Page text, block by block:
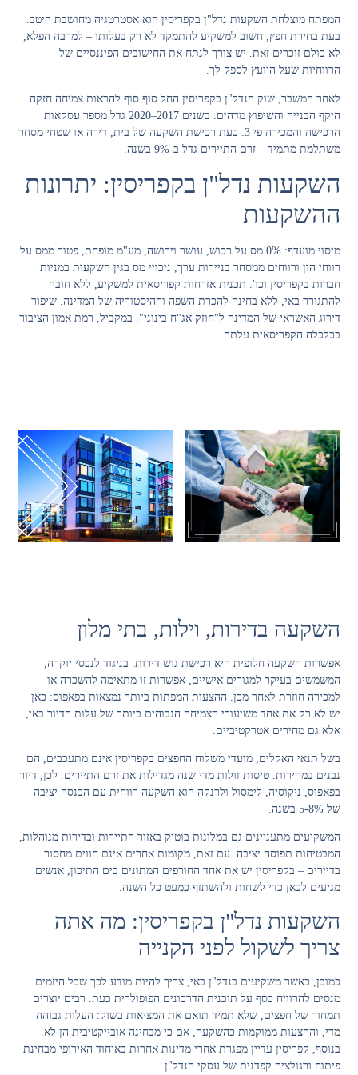
המפתח מוצלחת השקעות נדל"ן בקפריסין הוא אסטרטגיה מחושבת היטב.
בעת בחירת חפץ, חשוב למשקיע להתמקד לא רק בעלותו – למרבה הפלא,
לא כולם זוכרים זאת. יש צורך לנתח את החישובים הפיננסיים של
הרווחיות שעל היועץ לספק לך.
לאחר המשבר, שוק הנדל"ן בקפריסין החל סוף סוף להראות צמיחה חזקה.
היקף הבנייה והשיפוץ מדהים. בשנים 2017–2020 גדל מספר עסקאות
הרכישה והמכירה פי 3. כעת רכישת השקעה של בית, דירה או שטחי מסחר
משתלמת מתמיד – זרם התיירים גדל ב-9% בשנה.
השקעות נדל"ן בקפריסין: יתרונות
ההשקעות
מיסוי מועדף: 0% מס על רכוש, עושר וירושה, מע"מ מופחת, פטור ממס על
רווחי הון ורווחים ממסחר בניירות ערך, ניכויי מס בגין השקעות במניות
חברות בקפריסין וכו'. תכנית אזרחות קפריסאית למשקיע, ללא חובה
להתגורר באי, ללא בחינה להכרת השפה וההיסטוריה של המדינה. שיפור
דירוג האשראי של המדינה ל"חוזק אג"ח בינוני". במקביל, רמת אמון הציבור
בכלכלה הקפריסאית עלתה.
השקעה בדירות, וילות, בתי מלון
אפשרות השקעה חלופית היא רכישת גוש דירות. בניגוד לנכסי יוקרה,
המשמשים בעיקר למגורים אישיים, אפשרות זו מתאימה להשכרה או
למכירה חוזרת לאחר מכן. ההצעות המפתות ביותר נמצאות בפאפוס: כאן
יש לא רק את אחד משיעורי הצמיחה הגבוהים ביותר של עלות הדיור באי,
אלא גם מחירים אטרקטיביים.
בשל תנאי האקלים, מועדי משלוח החפצים בקפריסין אינם מתעכבים, הם
נבנים במהירות. טיסות זולות מדי שנה מגדילות את זרם התיירים. לכן, דיור
בפאפוס, ניקוסיה, לימסול ולרנקה הוא השקעה רווחית עם הכנסה יציבה
של 5-8% בשנה.
המשקיעים מתעניינים גם במלונות בוטיק באזור התיירות ובדירות מנוהלות,
המבטיחות תפוסה יציבה. עם זאת, מקומות אחרים אינם חווים מחסור
בדיירים – בקפריסין יש את אחד החורפים המתונים בים התיכון, אנשים
מגיעים לכאן כדי לשחות ולהשתזף כמעט כל השנה.
השקעות נדל"ן בקפריסין: מה אתה
צריך לשקול לפני הקנייה
כמובן, כאשר משקיעים בנדל"ן באי, צריך להיות מודע לכך שכל היזמים
מנסים להרוויח כסף על תוכנית הדרכונים הפופולרית כעת. רבים יוצרים
תמחור של חפצים, שלא תמיד תואם את המציאות בשוק: העלות גבוהה
מדי, וההצעות ממוקמות כהשקעה, אם כי מבחינה אובייקטיבית הן לא.
בנוסף, קפריסין עדיין מפגרת אחרי מדינות אחרות באיחוד האירופי מבחינת
פיתוח ורגולציה קפדנית של עסקי הנדל"ן.